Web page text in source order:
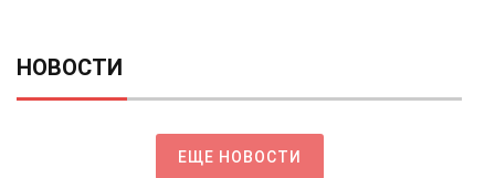
НОВОСТИ
ЕЩЕ НОВОСТИ